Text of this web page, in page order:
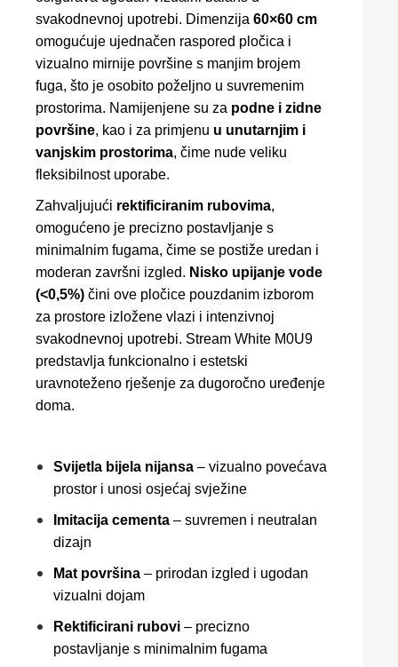
svakodnevnoj upotrebi. Dimenzija 60×60 cm
omogućuje ujednačen raspored pločica i
vizualno mirnije površine s manjim brojem
fuga, što je osobito poželjno u suvremenim
prostorima. Namijenjene su za podne i zidne
površine, kao i za primjenu u unutarnjim i
vanjskim prostorima, čime nude veliku
fleksibilnost uporabe.
Zahvaljujući rektificiranim rubovima,
omogućeno je precizno postavljanje s
minimalnim fugama, čime se postiže uredan i
moderan završni izgled. Nisko upijanje vode
(<0,5%) čini ove pločice pouzdanim izborom
za prostore izložene vlazi i intenzivnoj
svakodnevnoj upotrebi. Stream White M0U9
predstavlja funkcionalno i estetski
uravnoteženo rješenje za dugoročno uređenje
doma.
Svijetla bijela nijansa – vizualno povećava
prostor i unosi osjećaj svježine
Imitacija cementa – suvremen i neutralan
dizajn
Mat površina – prirodan izgled i ugodan
vizualni dojam
Rektificirani rubovi – precizno
postavljanje s minimalnim fugama